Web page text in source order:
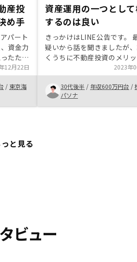
産投
め手
パート
資金力
たた
ては、
一方
ション
いない
12月22日
/ 東京海
資産運用の一つとし
するのは良い
きっかけはLINE公告です。
疑いから話を聞きましたが
くうちに不動産投資のメリ
スクを理解出来ました。 ま
金を貯金するだけの将来と
投資をして迎える将来を丁
いただけ、購入を決断しまし
2023年
30代後半 / 年収600万円台 /
パソナ
と見る
ビュー